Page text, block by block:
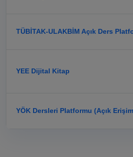
TÜBİTAK-ULAKBİM Açık Ders
YEE Dijital Kitap
YÖK Dersleri Platformu (Açık